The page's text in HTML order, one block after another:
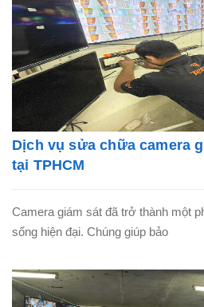
Dịch vụ sửa chữa camera
tại TPHCM
Camera giám sát đã trở thành một
sống hiện đại. Chúng giúp bảo